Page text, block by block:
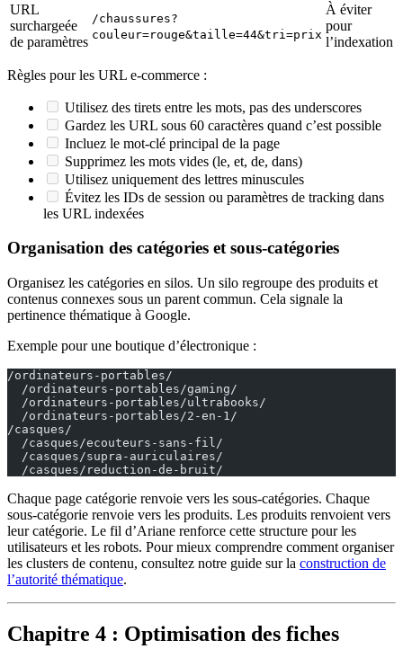
URL
surchargeée
de paramètres
/chaussures?
couleur=rouge&taille=44&tri=prix
À éviter
pour
l’indexation
Règles pour les URL e-commerce :
Utilisez des tirets entre les mots, pas des underscores
Gardez les URL sous 60 caractères quand c’est possible
Incluez le mot-clé principal de la page
Supprimez les mots vides (le, et, de, dans)
Utilisez uniquement des lettres minuscules
Évitez les IDs de session ou paramètres de tracking dans
les URL indexées
Organisation des catégories et sous-catégories
Organisez les catégories en silos. Un silo regroupe des produits et
contenus connexes sous un parent commun. Cela signale la
pertinence thématique à Google.
Exemple pour une boutique d’électronique :
/ordinateurs-portables/
  /ordinateurs-portables/gaming/
  /ordinateurs-portables/ultrabooks/
  /ordinateurs-portables/2-en-1/
/casques/
  /casques/ecouteurs-sans-fil/
  /casques/supra-auriculaires/
  /casques/reduction-de-bruit/
Chaque page catégorie renvoie vers les sous-catégories. Chaque
sous-catégorie renvoie vers les produits. Les produits renvoient vers
leur catégorie. Le fil d’Ariane renforce cette structure pour les
utilisateurs et les robots. Pour mieux comprendre comment organiser
les clusters de contenu, consultez notre guide sur la construction de
l’autorité thématique.
Chapitre 4 : Optimisation des fiches